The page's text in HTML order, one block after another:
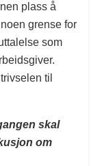
plass å
grense for
som
til
skal
om